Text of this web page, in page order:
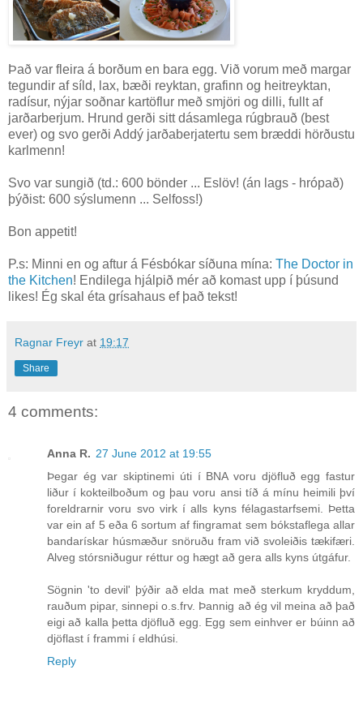
Það var fleira á borðum en bara egg. Við vorum með margar
tegundir af síld, lax, bæði reyktan, grafinn og heitreyktan,
radísur, nýjar soðnar kartöflur með smjöri og dilli, fullt af
jarðarberjum. Hrund gerði sitt dásamlega rúgbrauð (best
ever) og svo gerði Addý jarðaberjatertu sem bræddi hörðustu
karlmenn!
Svo var sungið (td.: 600 bönder ... Eslöv! (án lags - hrópað)
þýðist: 600 sýslumenn ... Selfoss!)
Bon appetit!
P.s: Minni en og aftur á Fésbókar síðuna mína: The Doctor in
the Kitchen! Endilega hjálpið mér að komast upp í þúsund
likes! Ég skal éta grísahaus ef það tekst!
Ragnar Freyr at 19:17
Share
4 comments:
Anna R. 27 June 2012 at 19:55
Þegar ég var skiptinemi úti í BNA voru djöfluð egg fastur
liður í kokteilboðum og þau voru ansi tíð á mínu heimili því
foreldrarnir voru svo virk í alls kyns félagastarfsemi. Þetta
var ein af 5 eða 6 sortum af fingramat sem bókstaflega allar
bandarískar húsmæður snöruðu fram við svoleiðis tækifæri.
Alveg stórsniðugur réttur og hægt að gera alls kyns útgáfur.
Sögnin 'to devil' þýðir að elda mat með sterkum kryddum,
rauðum pipar, sinnepi o.s.frv. Þannig að ég vil meina að það
eigi að kalla þetta djöfluð egg. Egg sem einhver er búinn að
djöflast í frammi í eldhúsi.
Reply